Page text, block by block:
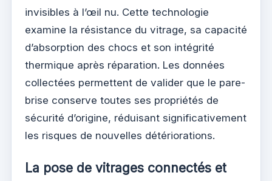
invisibles à l’œil nu. Cette technologie
examine la résistance du vitrage, sa capacité
d’absorption des chocs et son intégrité
thermique après réparation. Les données
collectées permettent de valider que le pare-
brise conserve toutes ses propriétés de
sécurité d’origine, réduisant significativement
les risques de nouvelles détériorations.
La pose de vitrages connectés et